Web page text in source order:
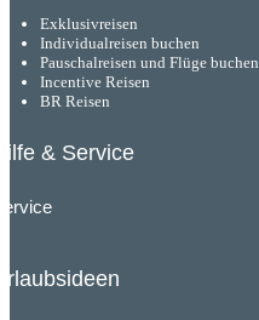
Exklusivreisen
Individualreisen buchen
Pauschalreisen und Flüge buchen
Incentive Reisen
BR Reisen
& Service